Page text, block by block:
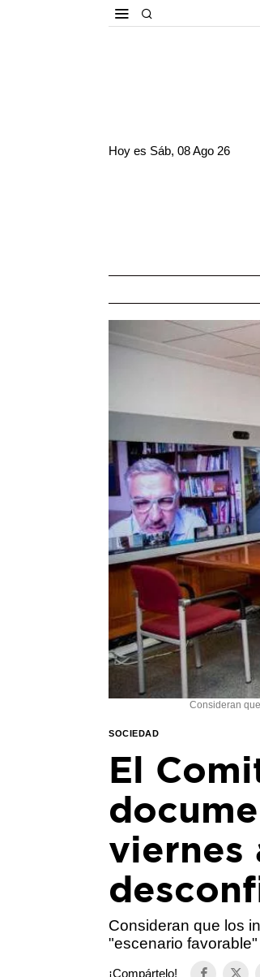
Hoy es Sáb, 08 Ago 26
Consideran
SOCIEDAD
El
viernes
Consideran que los
"escenario
¡Compártelo!